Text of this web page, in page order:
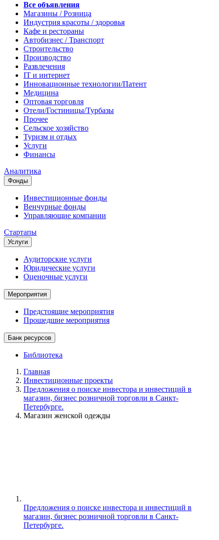
Все объявления
Магазины / Розница
Индустрия красоты / здоровья
Кафе и рестораны
Автобизнес / Транспорт
Строительство
Производство
Развлечения
IT и интернет
Инновационные технологии/Патент
Медицина
Оптовая торговля
Отели/Гостиницы/Турбазы
Прочее
Сельское хозяйство
Туризм и отдых
Услуги
Финансы
Аналитика
Фонды
Инвестиционные фонды
Венчурные фонды
Управляющие компании
Стартапы
Услуги
Аудиторские услуги
Юридические услуги
Оценочные услуги
Мероприятия
Предстоящие мероприятия
Прошедшие мероприятия
Банк ресурсов
Библиотека
Главная
Инвестиционные проекты
Предложения о поиске инвестора и инвестиций в
магазин, бизнес розничной торговли в Санкт-
Петербурге.
Магазин женской одежды
Предложения о поиске инвестора и инвестиций в
магазин, бизнес розничной торговли в Санкт-
Петербурге.